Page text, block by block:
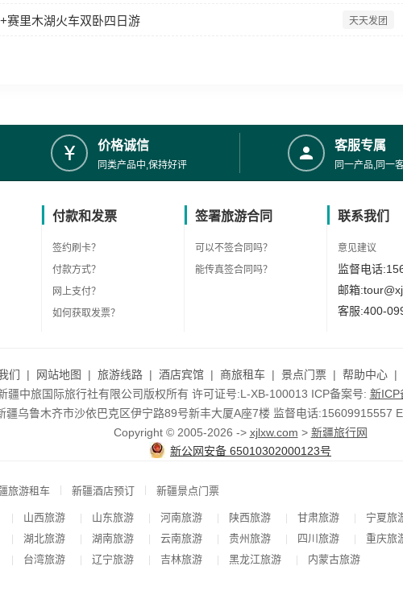
赛里木湖火车双卧四日游 天天发团
价格诚信
同类产品中,保持好评
客服专属
同一产品,同一
付款和发票
签约刷卡？
付款方式？
网上支付？
如何获取发票？
签署旅游合同
可以不签合同吗？
能传真签合同吗？
联系我们
意见建议
监督电话
邮箱
客服:400-
们 | 网站地图 | 旅游线路 | 酒店宾馆 | 商旅租车 | 景点门票 | 帮助中心 |
疆中旅国际旅行社有限公司版权所有 许可证号:L-XB-100013 ICP备案号: 新ICP
疆乌鲁木齐市沙依巴克区伊宁路89号新丰大厦A座7楼 监督电话:15609915557
Copyright © 2005-2026 -> xjlxw.com > 新疆旅行网
新公网安备 65010302000123号
旅游租车 新疆酒店预订 新疆景点门票
山西旅游 山东旅游 河南旅游 陕西旅游 甘肃旅游 宁夏旅
湖北旅游 湖南旅游 云南旅游 贵州旅游 四川旅游 重庆旅
台湾旅游 辽宁旅游 吉林旅游 黑龙江旅游 内蒙古旅游